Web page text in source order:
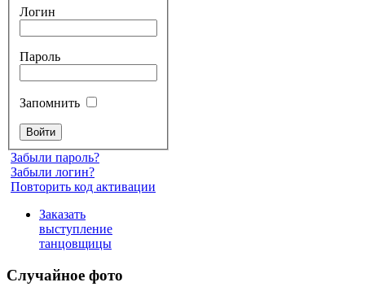
Логин
Пароль
Запомнить
Забыли пароль?
Забыли логин?
Повторить код активации
Заказать
выступление
танцовщицы
Случайное фото